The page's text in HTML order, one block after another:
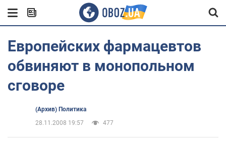
Европейских фармацевтов
обвиняют в монопольном
сговоре
(Архив) Политика
28.11.2008 19:57
477